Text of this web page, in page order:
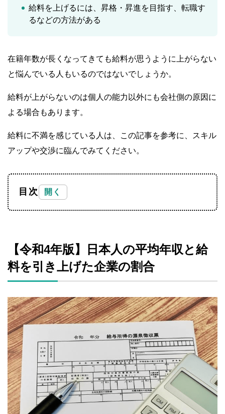
給料を上げるには、昇格・昇進を目指す、転職す
るなどの方法がある
在籍年数が長くなってきても給料が思うように上がらない
と悩んでいる人もいるのではないでしょうか。
給料が上がらないのは個人の能力以外にも会社側の原因に
よる場合もあります。
給料に不満を感じている人は、この記事を参考に、スキル
アップや交渉に臨んでみてください。
目次
【令和4年版】日本人の平均年収と給
料を引き上げた企業の割合